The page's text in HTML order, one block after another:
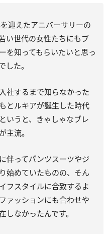
迎えたアニバーサリーの
い世代の女性たちにもブ
を知ってもらいたいと思っ
した。
社するまで知らなかった
とルキアが誕生した時代
いうと、きゃしゃなブレ
主流。
伴ってパンツスーツやジ
始めていたものの、そん
フスタイルに合致するよ
ァッションにも合わせや
しなかったんです。